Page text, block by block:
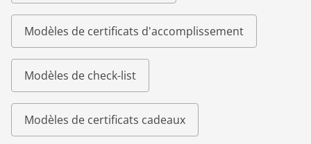
Modèles de certificats d'accomplissement
Modèles de check-list
Modèles de certificats cadeaux